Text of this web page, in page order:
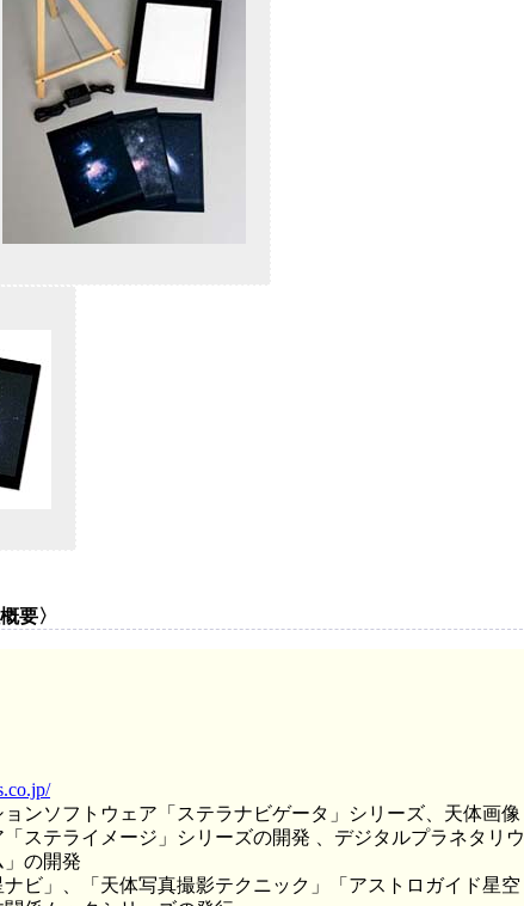
要〉
ンソフトウェア「ステラナビゲータ」シリーズ、天体画像
ステライメージ」シリーズの開発 、デジタルプラネタリウ
」の開発
ビ」、「天体写真撮影テクニック」「アストロガイド星空